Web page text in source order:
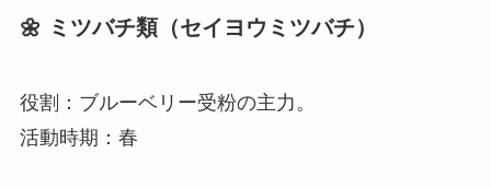
🌼 ミツバチ類（セイヨウミツバチ）
役割：ブルーベリー受粉の主力。
活動時期：春